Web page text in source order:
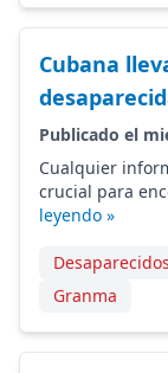
Cubana
Publicado el
Cualquier
crucial para
leyendo »
Desaparecidos
Granma